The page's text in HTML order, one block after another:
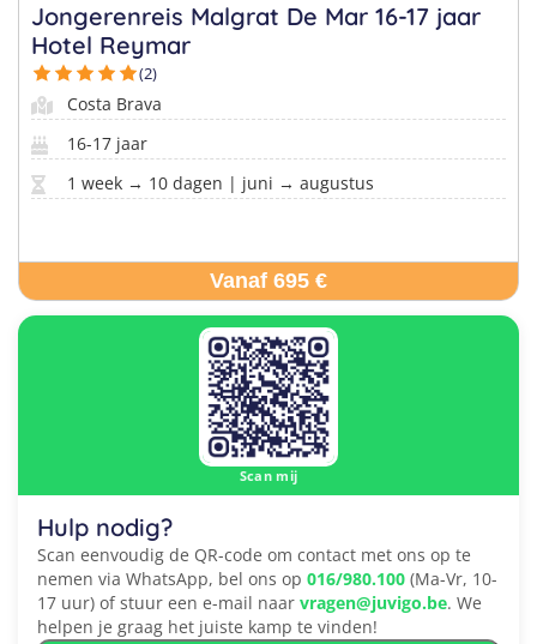
Jongerenreis Malgrat De Mar 16-17 jaar
Hotel Reymar
(2)
Costa Brava
16-17 jaar
1 week → 10 dagen | juni → augustus
Vanaf 695 €
Scan mij
Hulp nodig?
Scan eenvoudig de QR-code om contact met ons op te
nemen via WhatsApp, bel ons op 016/980.100 (Ma-Vr, 10-
17 uur) of stuur een e-mail naar vragen@juvigo.be. We
helpen je graag het juiste kamp te vinden!